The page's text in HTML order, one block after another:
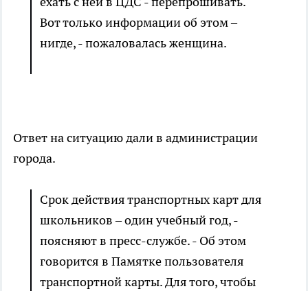
Вот только информации об этом –
нигде, - пожаловалась женщина.
Ответ на ситуацию дали в администрации
города.
Срок действия транспортных карт для
школьников – один учебный год, -
поясняют в пресс-службе. - Об этом
говорится в Памятке пользователя
транспортной карты. Для того, чтобы